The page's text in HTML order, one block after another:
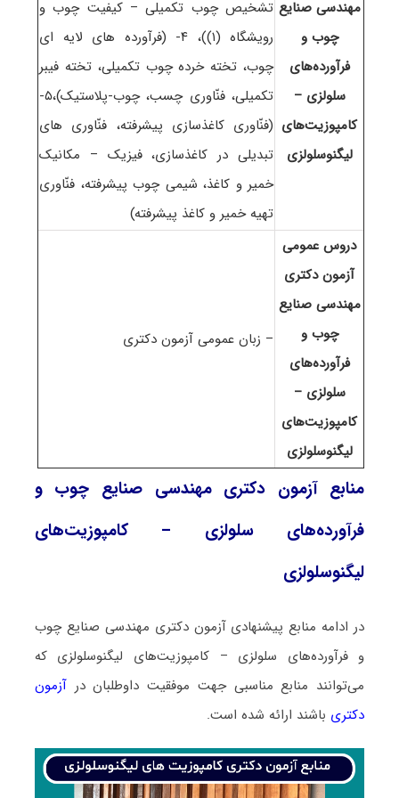
مهندسی صنایع
چوب و
فرآورده‌های
سلولزی –
کامپوزیت‌های
لیگنوسلولزی
ﺗﺸﺨﻴﺺ ﭼﻮب تکمیلی – ﻛﻴﻔﻴﺖ ﭼﻮب و
روﻳﺸﮕﺎه (۱))، ۴- (فرآورده های لایه ای
چوب، تخته خرده چوب تکمیلی، تخته فیبر
تکمیلی، فنّاوری چسب، چوب-پلاستیک)،۵-
(فنّاوری کاغذسازی پیشرفته، فنّاوری های
تبدیلی در کاغذسازی، فیزیک – مکانیک
خمیر و کاغذ، شیمی چوب پیشرفته، فنّاوری
تهیه خمیر و کاغذ پیشرفته)
دروس عمومی
آزمون دکتری
مهندسی صنایع
چوب و
فرآورده‌های
سلولزی –
کامپوزیت‌های
لیگنوسلولزی
– زبان عمومی آزمون دکتری
منابع آزمون دکتری مهندسی صنایع چوب و
فرآورده‌های سلولزی – کامپوزیت‌های
لیگنوسلولزی
در ادامه منابع پیشنهادی آزمون دکتری مهندسی صنایع چوب
و فرآورده‌های سلولزی – کامپوزیت‌های لیگنوسلولزی که
می‌توانند منابع مناسبی جهت موفقیت داوطلبان درآزمون
دکتری باشند ارائه شده است.